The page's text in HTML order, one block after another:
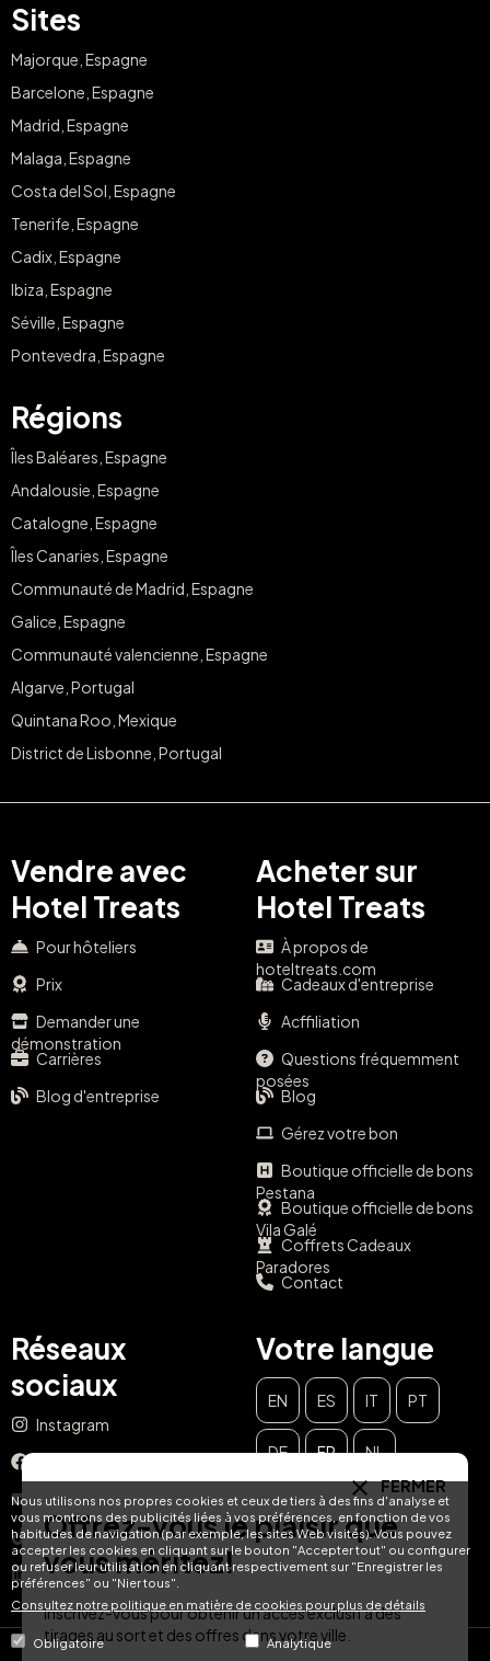
Nous utilisons nos propres cookies et ceux de tiers à des fins d'analyse et
vous montrons des publicités liées à vos préférences, en fonction de vos
habitudes de navigation (par exemple, les sites Web visités). Vous pouvez
accepter les cookies en cliquant sur le bouton "Accepter tout" ou configurer
ou refuser leur utilisation en cliquant respectivement sur "Enregistrer les
préférences" ou "Nier tous".
Consultez notre politique en matière de cookies pour plus de détails
Obligatoire Analytique
Sites
Majorque, Espagne
Barcelone, Espagne
Madrid, Espagne
Malaga, Espagne
Costa del Sol, Espagne
Tenerife, Espagne
Cadix, Espagne
Ibiza, Espagne
Séville, Espagne
Pontevedra, Espagne
Régions
Îles Baléares, Espagne
Andalousie, Espagne
Catalogne, Espagne
Îles Canaries, Espagne
Communauté de Madrid, Espagne
Galice, Espagne
Communauté valencienne, Espagne
Algarve, Portugal
Quintana Roo, Mexique
District de Lisbonne, Portugal
Vendre avec
Hotel Treats
Pour hôteliers
Prix
Demander une
démonstration
Carrières
Blog d'entreprise
Acheter sur
Hotel Treats
À propos de
hoteltreats.com
Cadeaux d'entreprise
Acffiliation
Questions fréquemment
posées
Blog
Gérez votre bon
Boutique officielle de bons
Pestana
Boutique officielle de bons
Vila Galé
Coffrets Cadeaux
Paradores
Contact
Réseaux
sociaux
Instagram
YouTube
TikTok
LinkedIn
Votre langue
EN ES IT PT
DE FR NL
FERMER
Offrez-vous le plaisir que
vous méritez!
Inscrivez-vous pour obtenir un accès exclusif à des
tirages au sort et des offres dans votre ville.